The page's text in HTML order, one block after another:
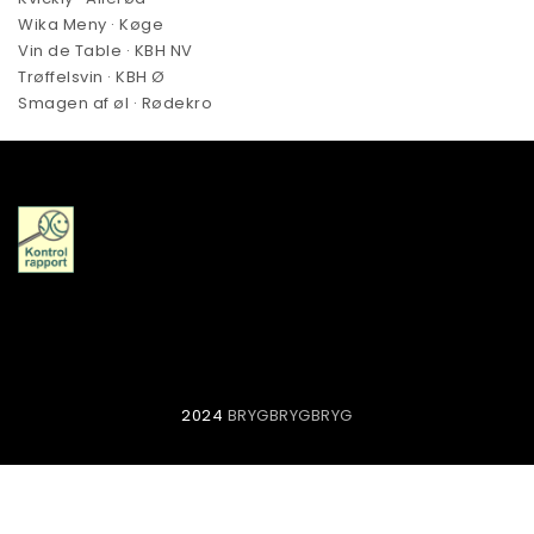
Wika Meny · Køge
Vin de Table · KBH NV
Trøffelsvin · KBH Ø
Smagen af øl · Rødekro
2024 BRYGBRYGBRYG